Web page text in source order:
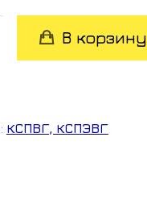
В корзину
КСПВГ, КСПЭВГ